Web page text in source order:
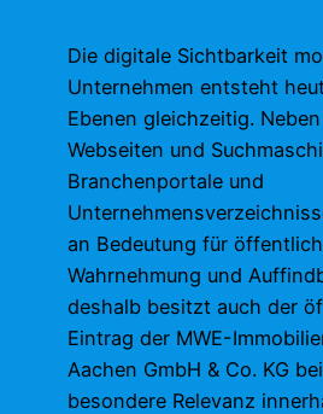
Die digitale Sichtbarkeit
Unternehmen entsteht
Ebenen gleichzeitig.
Webseiten und
Branchenportale und
an Bedeutung für
Wahrnehmung und
deshalb besitzt auch der
Eintrag der MWE-
Aachen GmbH & Co. KG
besondere Relevanz